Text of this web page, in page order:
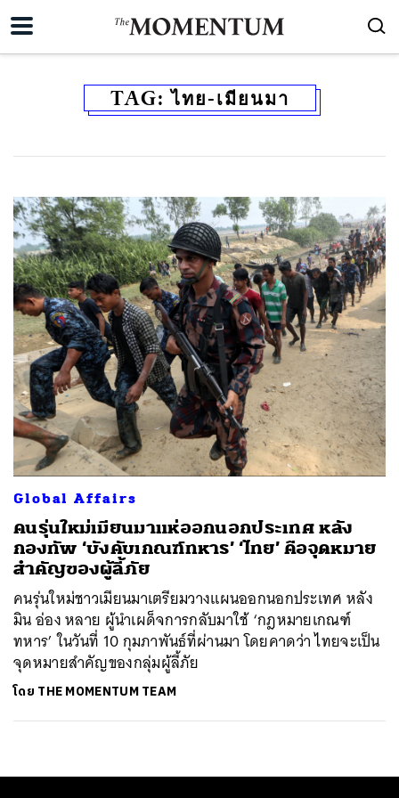
TAG:ไทย-เมียนมา
Global Affairs
คนรุ่นใหม่เมียนมาแห่ออกนอกประเทศ หลัง
กองทัพ ‘บังคับเกณฑ์ทหาร’ ‘ไทย’ คือจุดหมาย
สำคัญของผู้ลี้ภัย
คนรุ่นใหม่ชาวเมียนมาเตรียมวางแผนออกนอกประเทศ หลัง
มิน อ่อง หลาย ผู้นำเผด็จการกลับมาใช้ ‘กฎหมายเกณฑ์
ทหาร’ ในวันที่ 10 กุมภาพันธ์ที่ผ่านมา โดยคาดว่า ไทยจะเป็น
จุดหมายสำคัญของกลุ่มผู้ลี้ภัย
โดย THE MOMENTUM TEAM
ค้นหา
SHARE TWEET LINE EMAIL